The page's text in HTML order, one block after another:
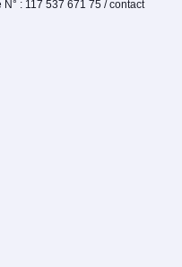
: 117 537 671 75 / contact